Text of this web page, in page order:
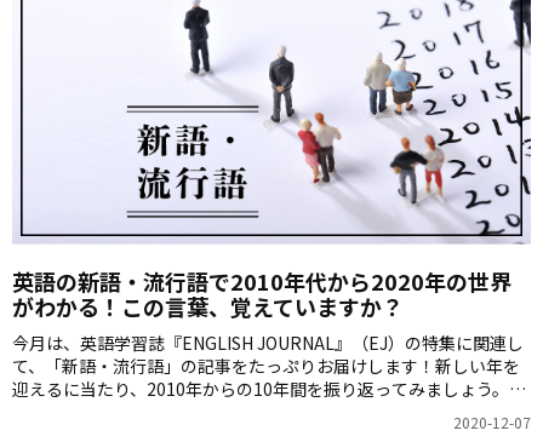
英語の新語・流行語で2010年代から2020年の世界
がわかる！この言葉、覚えていますか？
今月は、英語学習誌『ENGLISH JOURNAL』（EJ）の特集に関連し
て、「新語・流行語」の記事をたっぷりお届けします！新しい年を
迎えるに当たり、2010年からの10年間を振り返ってみましょう。各
2020-12-07